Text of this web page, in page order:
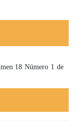
18 Número 1 de